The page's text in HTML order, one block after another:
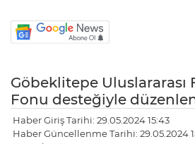
Göbeklitepe
Fonu desteğiyle
Haber Giriş Tarihi: 29.05.2024 15:43
Haber Güncellenme Tarihi: 29.05.2024